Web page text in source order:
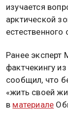
изучается
арктической
естественного
Ранее эксперт
фактчекингу
сообщил, что
«жить своей
в материале